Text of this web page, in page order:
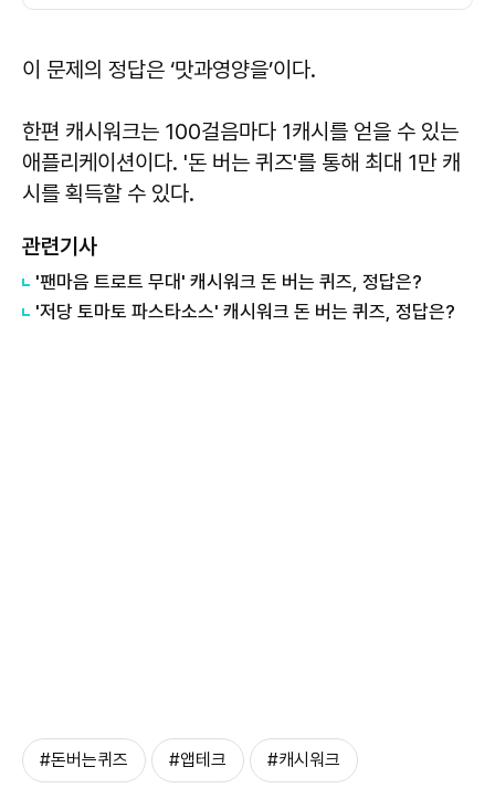
이 문제의 정답은 ‘맛과영양을’이다.
한편 캐시워크는 100걸음마다 1캐시를 얻을 수 있는
애플리케이션이다. '돈 버는 퀴즈'를 통해 최대 1만 캐
시를 획득할 수 있다.
관련기사
'팬마음 트로트 무대' 캐시워크 돈 버는 퀴즈, 정답은?
'저당 토마토 파스타소스' 캐시워크 돈 버는 퀴즈, 정답은?
#돈버는퀴즈 #앱테크 #캐시워크